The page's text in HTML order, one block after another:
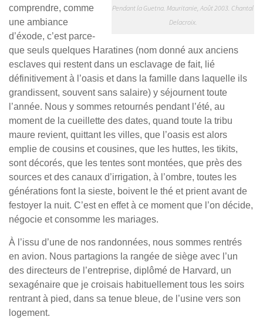
Pendant la Guetna. Mauritanie, Août 2003. Chantal
Delacroix.
comprendre, comme
une ambiance
d’éxode, c’est parce-
que seuls quelques Haratines (nom donné aux anciens
esclaves qui restent dans un esclavage de fait, lié
définitivement à l’oasis et dans la famille dans laquelle ils
grandissent, souvent sans salaire) y séjournent toute
l’année. Nous y sommes retournés pendant l’été, au
moment de la cueillette des dates, quand toute la tribu
maure revient, quittant les villes, que l’oasis est alors
emplie de cousins et cousines, que les huttes, les tikits,
sont décorés, que les tentes sont montées, que près des
sources et des canaux d’irrigation, à l’ombre, toutes les
générations font la sieste, boivent le thé et prient avant de
festoyer la nuit. C’est en effet à ce moment que l’on décide,
négocie et consomme les mariages.
À l’issu d’une de nos randonnées, nous sommes rentrés
en avion. Nous partagions la rangée de siège avec l’un
des directeurs de l’entreprise, diplômé de Harvard, un
sexagénaire que je croisais habituellement tous les soirs
rentrant à pied, dans sa tenue bleue, de l’usine vers son
logement.